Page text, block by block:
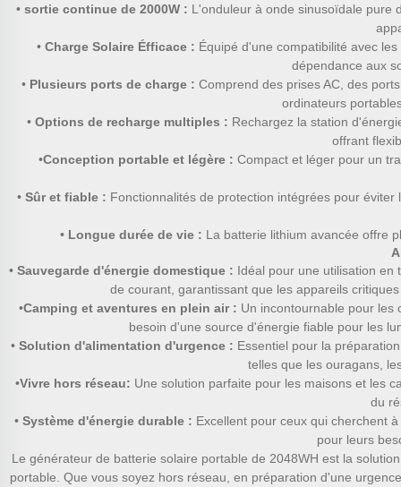
• sortie continue de 2000W : L'onduleur à onde sinusoïdale pure
• Charge Solaire Éfficace : Équipé d'une compatibilité avec
dépendance aux
• Plusieurs ports de charge : Comprend des prises AC, des
ordinateurs
• Options de recharge multiples : Rechargez la station
offrant
•Conception portable et légère : Compact et léger pour un
• Sûr et fiable : Fonctionnalités de protection intégrées pour
• Longue durée de vie : La batterie lithium avancée offre
• Sauvegarde d'énergie domestique : Idéal pour une utilisation en
de courant, garantissant que les appareils
•Camping et aventures en plein air : Un incontournable pour les
besoin d'une source d'énergie fiable pour les
• Solution d'alimentation d'urgence : Essentiel pour la
telles que les ouragans,
•Vivre hors réseau: Une solution parfaite pour les maisons et les
du
• Système d'énergie durable : Excellent pour ceux qui cherchent
pour leurs
Le générateur de batterie solaire portable de 2048WH est la
portable. Que vous soyez hors réseau, en préparation d'une